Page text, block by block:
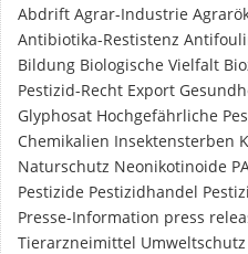
Abdrift Agrar-Industrie
Antibiotika-Restistenz
Bildung Biologische Vielfalt
Pestizid-Recht Export
Glyphosat Hochgefährliche
Chemikalien Insektensterben
Naturschutz Neonikotinoide
Pestizide Pestizidhandel
Presse-Information press
Tierarzneimittel Umweltschutz